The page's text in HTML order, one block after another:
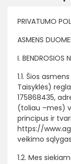
PRIVATUMO
ASMENS
I. BENDROSIOS
1.1. Šios
Taisyklės)
175868435,
(toliau –mes)
principus ir
https://
veikimo
1.2. Mes